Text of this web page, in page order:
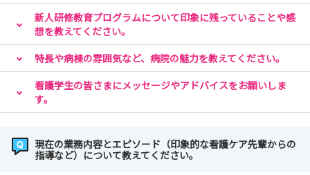
2026年4月10日（金）
2026年4月17日（金）
2026年4月24日（金）
┊** 内容 **┊
・病院説明
・院内見学
新人研修教育プログラムについて印象に残っていることや感
想を教えてください。
特長や病棟の雰囲気など、病院の魅力を教えてください。
看護学生の皆さまにメッセージやアドバイスをお願いしま
す。
現在の業務内容とエピソード（印象的な看護ケア先輩からの
指導など）について教えてください。